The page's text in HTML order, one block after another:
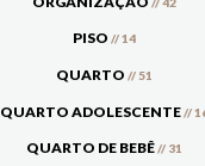
PISO // 14
QUARTO // 51
QUARTO ADOLESCENTE//
QUARTO DE BEBÊ// 31